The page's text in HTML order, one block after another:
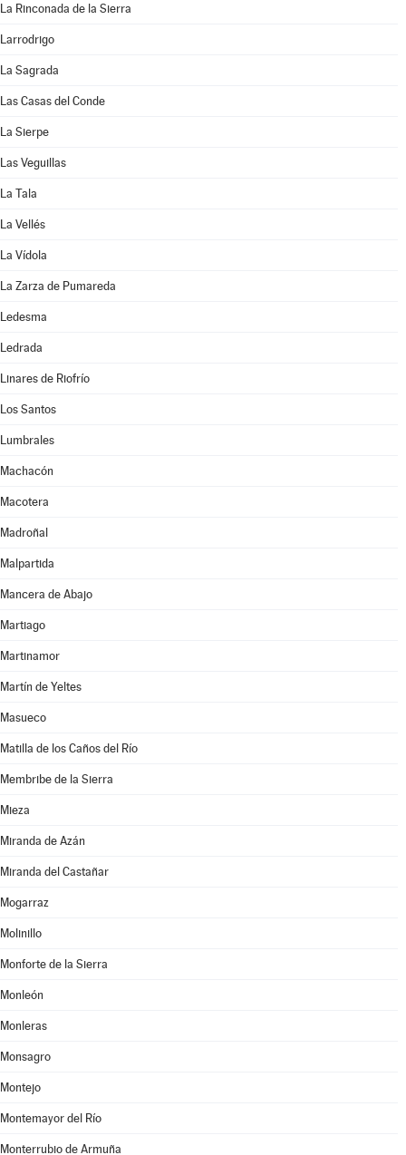
La Rinconada de la Sierra
Larrodrigo
La Sagrada
Las Casas del Conde
La Sierpe
Las Veguillas
La Tala
La Vellés
La Vídola
La Zarza de Pumareda
Ledesma
Ledrada
Linares de Riofrío
Los Santos
Lumbrales
Machacón
Macotera
Madroñal
Malpartida
Mancera de Abajo
Martiago
Martinamor
Martín de Yeltes
Masueco
Matilla de los Caños del Río
Membribe de la Sierra
Mieza
Miranda de Azán
Miranda del Castañar
Mogarraz
Molinillo
Monforte de la Sierra
Monleón
Monleras
Monsagro
Montejo
Montemayor del Río
Monterrubio de Armuña